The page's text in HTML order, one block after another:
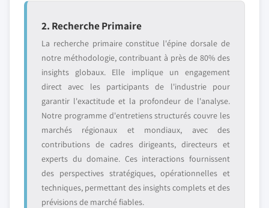
2. Recherche Primaire
La recherche primaire constitue l'épine dorsale de
notre méthodologie, contribuant à près de 80% des
insights globaux. Elle implique un engagement
direct avec les participants de l'industrie pour
garantir l'exactitude et la profondeur de l'analyse.
Notre programme d'entretiens structurés couvre les
marchés régionaux et mondiaux, avec des
contributions de cadres dirigeants, directeurs et
experts du domaine. Ces interactions fournissent
des perspectives stratégiques, opérationnelles et
techniques, permettant des insights complets et des
prévisions de marché fiables.